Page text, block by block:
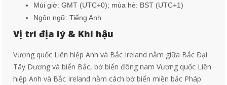
Múi giờ: GMT (UTC+0); mùa hè: BST (UTC+1)
Ngôn ngữ: Tiếng Anh
Vị trí địa lý & Khí hậu
Vương quốc Liên hiệp Anh và Bắc Ireland nằm giữa Bắc Đại
Tây Dương và biển Bắc, bờ biển đông nam Vương quốc Liên
hiệp Anh và Bắc Ireland nằm cách bờ biển miền bắc Pháp